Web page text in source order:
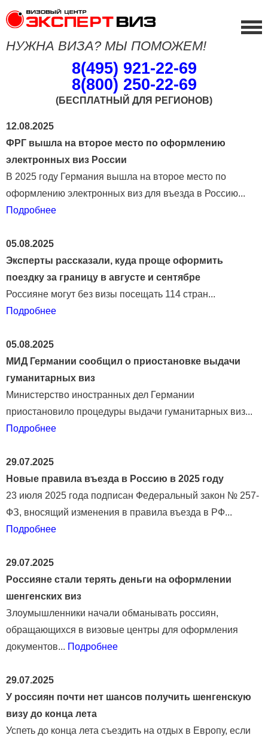
НУЖНА ВИЗА? МЫ ПОМОЖЕМ!
8(495) 921-22-69
8(800) 250-22-69
(БЕСПЛАТНЫЙ ДЛЯ РЕГИОНОВ)
12.08.2025
ФРГ вышла на второе место по оформлению
электронных виз России
В 2025 году Германия вышла на второе место по
оформлению электронных виз для въезда в Россию...
Подробнее
05.08.2025
Эксперты рассказали, куда проще оформить
поездку за границу в августе и сентябре
Россияне могут без визы посещать 114 стран...
Подробнее
05.08.2025
МИД Германии сообщил о приостановке выдачи
гуманитарных виз
Министерство иностранных дел Германии
приостановило процедуры выдачи гуманитарных виз...
Подробнее
29.07.2025
Новые правила въезда в Россию в 2025 году
23 июля 2025 года подписан Федеральный закон № 257-
ФЗ, вносящий изменения в правила въезда в РФ...
Подробнее
29.07.2025
Россияне стали терять деньги на оформлении
шенгенских виз
Злоумышленники начали обманывать россиян,
обращающихся в визовые центры для оформления
документов... Подробнее
29.07.2025
У россиян почти нет шансов получить шенгенскую
визу до конца лета
Успеть до конца лета съездить на отдых в Европу, если